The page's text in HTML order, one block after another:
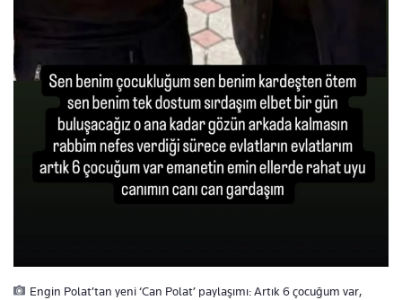
Engin Polat’tan yeni ‘Can Polat’ paylaşımı: Artık 6 çocuğum var,